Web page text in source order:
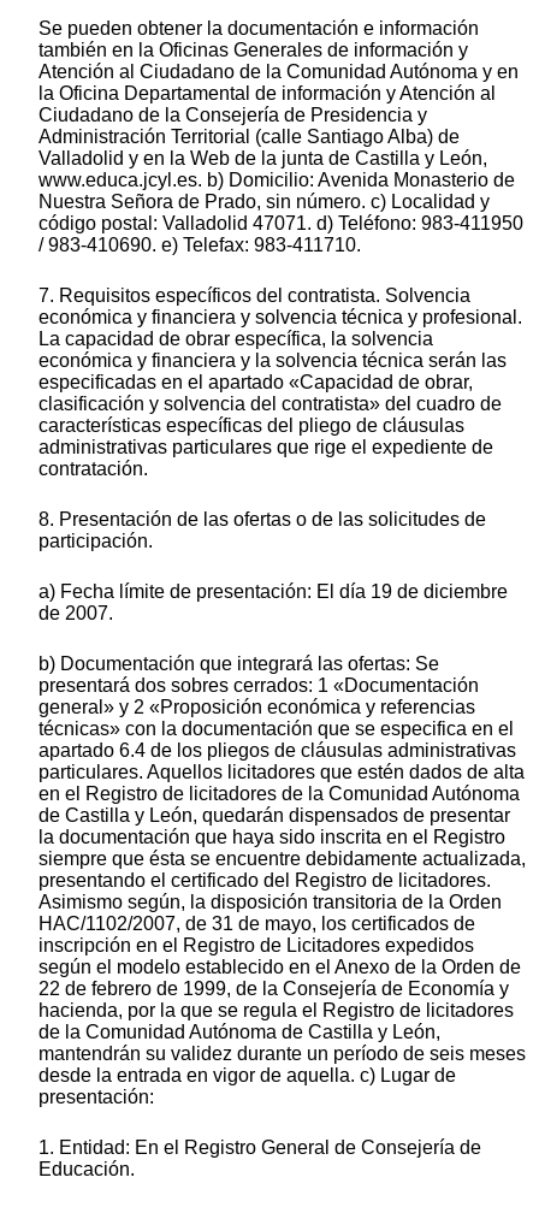
Se pueden obtener la documentación e información
también en la Oficinas Generales de información y
Atención al Ciudadano de la Comunidad Autónoma y en
la Oficina Departamental de información y Atención al
Ciudadano de la Consejería de Presidencia y
Administración Territorial (calle Santiago Alba) de
Valladolid y en la Web de la junta de Castilla y León,
www.educa.jcyl.es. b) Domicilio: Avenida Monasterio de
Nuestra Señora de Prado, sin número. c) Localidad y
código postal: Valladolid 47071. d) Teléfono: 983-411950
/ 983-410690. e) Telefax: 983-411710.
7. Requisitos específicos del contratista. Solvencia
económica y financiera y solvencia técnica y profesional.
La capacidad de obrar específica, la solvencia
económica y financiera y la solvencia técnica serán las
especificadas en el apartado «Capacidad de obrar,
clasificación y solvencia del contratista» del cuadro de
características específicas del pliego de cláusulas
administrativas particulares que rige el expediente de
contratación.
8. Presentación de las ofertas o de las solicitudes de
participación.
a) Fecha límite de presentación: El día 19 de diciembre
de 2007.
b) Documentación que integrará las ofertas: Se
presentará dos sobres cerrados: 1 «Documentación
general» y 2 «Proposición económica y referencias
técnicas» con la documentación que se especifica en el
apartado 6.4 de los pliegos de cláusulas administrativas
particulares. Aquellos licitadores que estén dados de alta
en el Registro de licitadores de la Comunidad Autónoma
de Castilla y León, quedarán dispensados de presentar
la documentación que haya sido inscrita en el Registro
siempre que ésta se encuentre debidamente actualizada,
presentando el certificado del Registro de licitadores.
Asimismo según, la disposición transitoria de la Orden
HAC/1102/2007, de 31 de mayo, los certificados de
inscripción en el Registro de Licitadores expedidos
según el modelo establecido en el Anexo de la Orden de
22 de febrero de 1999, de la Consejería de Economía y
hacienda, por la que se regula el Registro de licitadores
de la Comunidad Autónoma de Castilla y León,
mantendrán su validez durante un período de seis meses
desde la entrada en vigor de aquella. c) Lugar de
presentación:
1. Entidad: En el Registro General de Consejería de
Educación.